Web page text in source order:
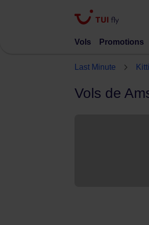
Vols Promotions
Last Minute
Vols de